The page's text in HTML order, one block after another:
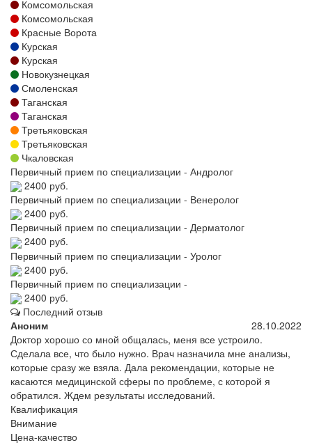
Комсомольская
Комсомольская
Красные Ворота
Курская
Курская
Новокузнецкая
Смоленская
Таганская
Таганская
Третьяковская
Третьяковская
Чкаловская
Первичный прием по специализации - Андролог
2400 руб.
Первичный прием по специализации - Венеролог
2400 руб.
Первичный прием по специализации - Дерматолог
2400 руб.
Первичный прием по специализации - Уролог
2400 руб.
Первичный прием по специализации -
2400 руб.
Последний отзыв
Аноним
28.10.2022
Доктор хорошо со мной общалась, меня все устроило.
Сделала все, что было нужно. Врач назначила мне анализы,
которые сразу же взяла. Дала рекомендации, которые не
касаются медицинской сферы по проблеме, с которой я
обратился. Ждем результаты исследований.
Квалификация
Внимание
Цена-качество